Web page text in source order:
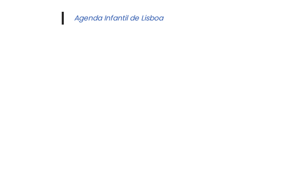
Agenda Infantil de Lisboa